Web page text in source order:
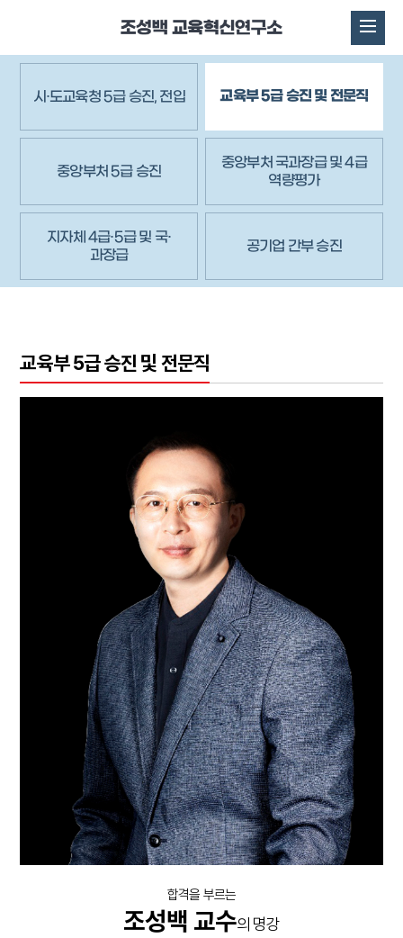
시·도교육청 5급 승진, 전입 교육부 5급 승진 및 전문직
중앙부처 5급 승진
중앙부처 국과장급 및 4급
역량평가
지자체 4급·5급 및 국·
과장급
공기업 간부 승진
교육부 5급 승진 및 전문직
합격을 부르는
조성백 교수의 명강